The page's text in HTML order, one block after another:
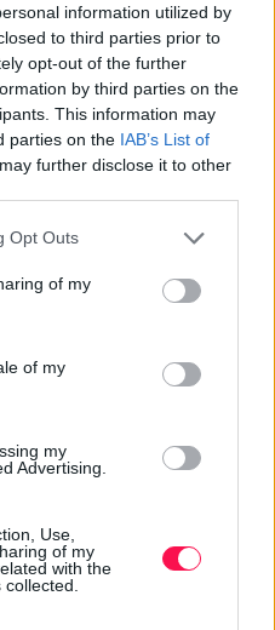
information utilized by
to third parties prior to
opt-out of the further
by third parties on the
This information may
parties on the IAB’s List of
further disclose it to other
uses one or more Google
behaviour. You may click to
and its third-party tags to
purposes in below Google
Opt Outs
of my
of my
my
Advertising.
Use,
of my
with the
és az emberi
különleges helyet biztosít
Ismert művei közé
és életstílusától függ.
sokszor többet ér,
pénztárca, karóra, könyv
bor, kézműves sör
jöhet. A gasztronómia
különleges
élmény lehet megfelelő.
ajándék: